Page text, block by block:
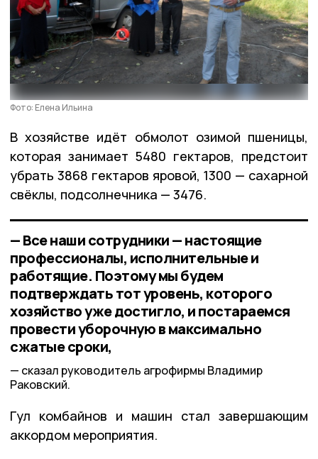
Фото: Елена Ильина
В хозяйстве идёт обмолот озимой пшеницы,
которая занимает 5480 гектаров, предстоит
убрать 3868 гектаров яровой, 1300 — сахарной
свёклы, подсолнечника — 3476.
— Все наши сотрудники — настоящие
профессионалы, исполнительные и
работящие. Поэтому мы будем
подтверждать тот уровень, которого
хозяйство уже достигло, и постараемся
провести уборочную в максимально
сжатые сроки,
сказал руководитель агрофирмы Владимир
Раковский.
Гул комбайнов и машин стал завершающим
аккордом мероприятия.